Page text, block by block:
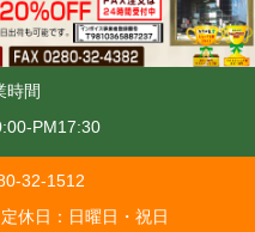
時間
PM17:30
32-1512
休日：日曜日・祝日